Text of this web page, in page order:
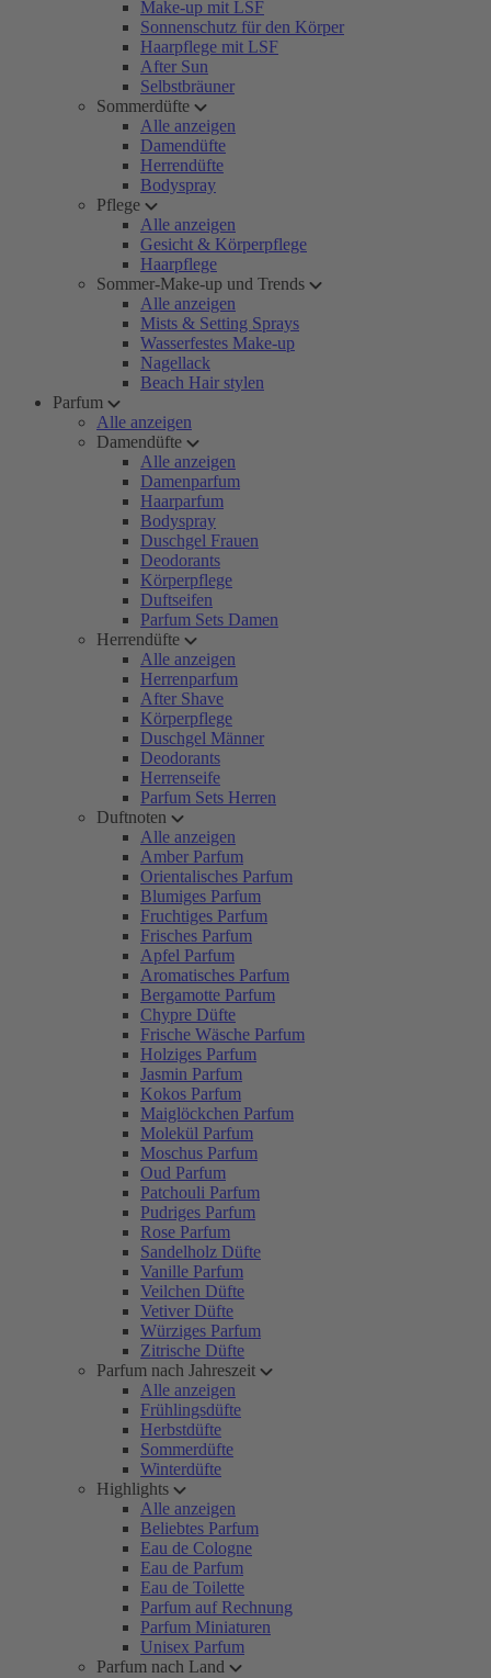
Make-up mit LSF
Sonnenschutz für den Körper
Haarpflege mit LSF
After Sun
Selbstbräuner
Sommerdüfte
Alle anzeigen
Damendüfte
Herrendüfte
Bodyspray
Pflege
Alle anzeigen
Gesicht & Körperpflege
Haarpflege
Sommer-Make-up und Trends
Alle anzeigen
Mists & Setting Sprays
Wasserfestes Make-up
Nagellack
Beach Hair stylen
Parfum
Alle anzeigen
Damendüfte
Alle anzeigen
Damenparfum
Haarparfum
Bodyspray
Duschgel Frauen
Deodorants
Körperpflege
Duftseifen
Parfum Sets Damen
Herrendüfte
Alle anzeigen
Herrenparfum
After Shave
Körperpflege
Duschgel Männer
Deodorants
Herrenseife
Parfum Sets Herren
Duftnoten
Alle anzeigen
Amber Parfum
Orientalisches Parfum
Blumiges Parfum
Fruchtiges Parfum
Frisches Parfum
Apfel Parfum
Aromatisches Parfum
Bergamotte Parfum
Chypre Düfte
Frische Wäsche Parfum
Holziges Parfum
Jasmin Parfum
Kokos Parfum
Maiglöckchen Parfum
Molekül Parfum
Moschus Parfum
Oud Parfum
Patchouli Parfum
Pudriges Parfum
Rose Parfum
Sandelholz Düfte
Vanille Parfum
Veilchen Düfte
Vetiver Düfte
Würziges Parfum
Zitrische Düfte
Parfum nach Jahreszeit
Alle anzeigen
Frühlingsdüfte
Herbstdüfte
Sommerdüfte
Winterdüfte
Highlights
Alle anzeigen
Beliebtes Parfum
Eau de Cologne
Eau de Parfum
Eau de Toilette
Parfum auf Rechnung
Parfum Miniaturen
Unisex Parfum
Parfum nach Land